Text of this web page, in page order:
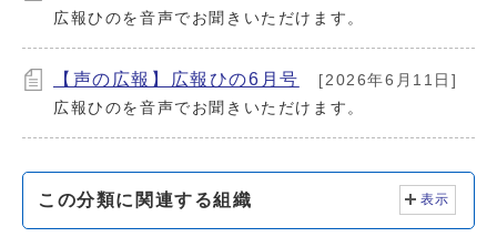
広報ひのを音声でお聞きいただけます。
【声の広報】広報ひの6月号
[2026年6月11日]
広報ひのを音声でお聞きいただけます。
この分類に関連する組織 表示